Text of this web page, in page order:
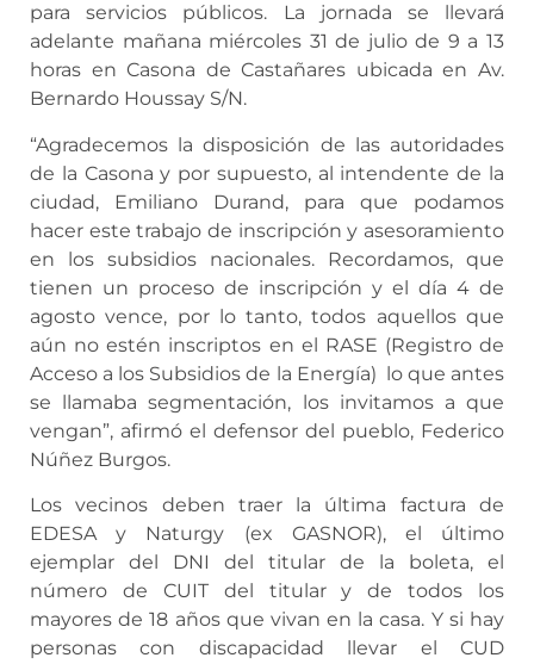
para servicios públicos. La jornada se llevará
adelante mañana miércoles 31 de julio de 9 a 13
horas en Casona de Castañares ubicada en Av.
Bernardo Houssay S/N.
“Agradecemos la disposición de las autoridades
de la Casona y por supuesto, al intendente de la
ciudad, Emiliano Durand, para que podamos
hacer este trabajo de inscripción y asesoramiento
en los subsidios nacionales. Recordamos, que
tienen un proceso de inscripción y el día 4 de
agosto vence, por lo tanto, todos aquellos que
aún no estén inscriptos en el RASE (Registro de
Acceso a los Subsidios de la Energía) lo que antes
se llamaba segmentación, los invitamos a que
vengan”, afirmó el defensor del pueblo, Federico
Núñez Burgos.
Los vecinos deben traer la última factura de
EDESA y Naturgy (ex GASNOR), el último
ejemplar del DNI del titular de la boleta, el
número de CUIT del titular y de todos los
mayores de 18 años que vivan en la casa. Y si hay
personas con discapacidad llevar el CUD